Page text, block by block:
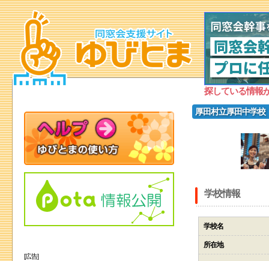
探している情報
厚田村立厚田中学校
学校情報
学校名
所在地
[広告]